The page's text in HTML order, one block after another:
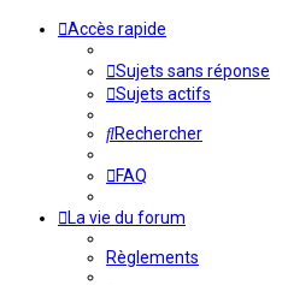
Accès rapide
Sujets sans réponse
Sujets actifs
Rechercher
FAQ
La vie du forum
Règlements